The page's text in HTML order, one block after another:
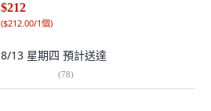
$212
($212.00/1個)
8/13 星期四 預計送達
(78)